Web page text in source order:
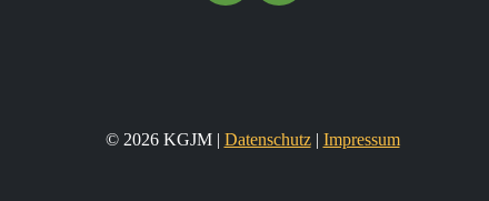
© 2026 KGJM | Datenschutz| Impressum